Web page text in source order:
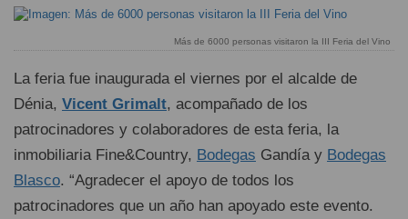
Más de 6000 personas visitaron la III Feria del Vino
La feria fue inaugurada el viernes por el alcalde de
Dénia, Vicent Grimalt, acompañado de los
patrocinadores y colaboradores de esta feria, la
inmobiliaria Fine&Country, Bodegas Gandía y Bodegas
Blasco. “Agradecer el apoyo de todos los
patrocinadores que un año han apoyado este evento.